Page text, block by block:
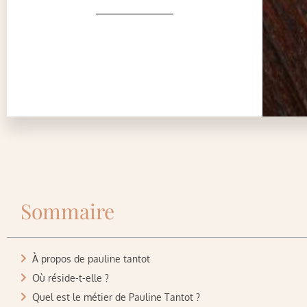
Sommaire
À propos de pauline tantot
Où réside-t-elle ?
Quel est le métier de Pauline Tantot ?